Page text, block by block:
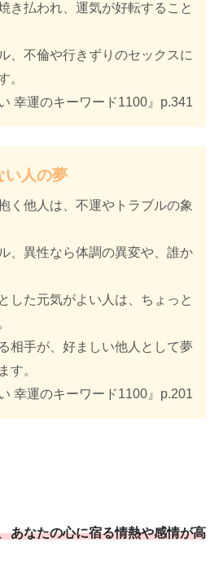
き払われ、運気が好転すること
、不倫や行きずりのセックスに
。
い 幸運のキーワード1100』p.341
い人の夢
く他人は、不運やトラブルの象
、異性なら体調の異変や、誰か
した元気がよい人は、ちょっと
相手が、好ましい他人として夢
す。
い 幸運のキーワード1100』p.201
あなたの心に宿る情熱や感情が高